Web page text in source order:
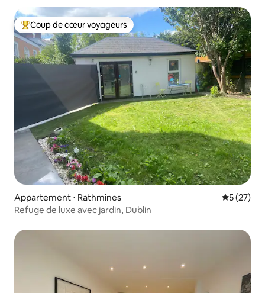
Coups de cœur voyageurs les plus appréciés
Coup de cœur voyageurs
Appartement ⋅ Rathmines
5 (27)
Refuge de luxe avec jardin, Dublin